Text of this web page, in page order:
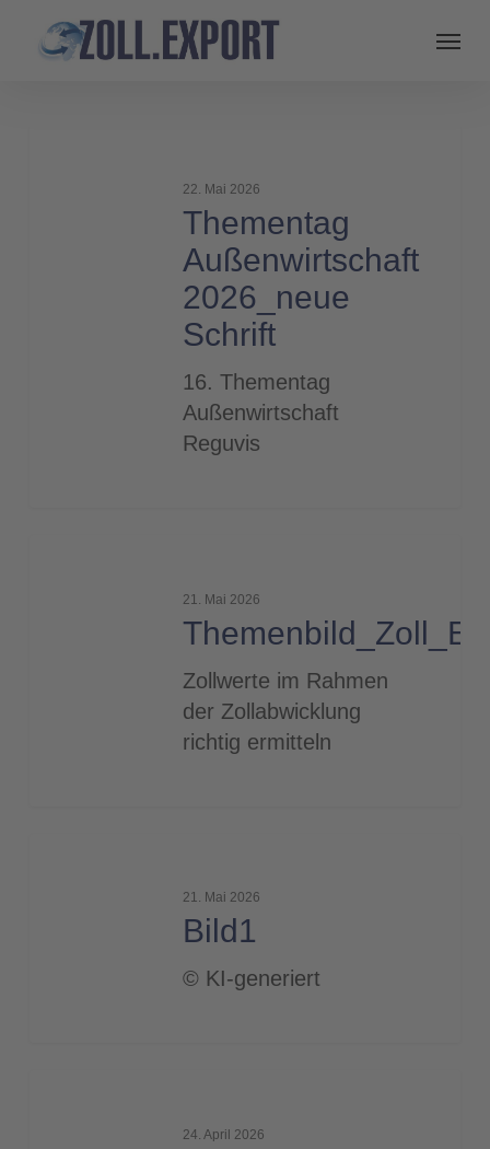
22. Mai 2026
Thementag
Außenwirtschaft
2026_neue
Schrift
16. Thementag
Außenwirtschaft
Reguvis
21. Mai 2026
Zollwerte im Rahmen
der Zollabwicklung
richtig ermitteln
21. Mai 2026
Bild1
© KI-generiert
24. April 2026